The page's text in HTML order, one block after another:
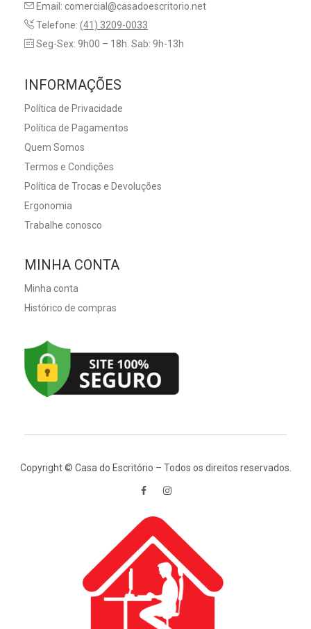
Email: comercial@casadoescritorio.net
Telefone: (41) 3209-0033
Seg-Sex: 9h00 – 18h. Sab: 9h-13h
INFORMAÇÕES
Política de Privacidade
Política de Pagamentos
Quem Somos
Termos e Condições
Política de Trocas e Devoluções
Ergonomia
Trabalhe conosco
MINHA CONTA
Minha conta
Histórico de compras
Copyright © Casa do Escritório – Todos os direitos reservados.